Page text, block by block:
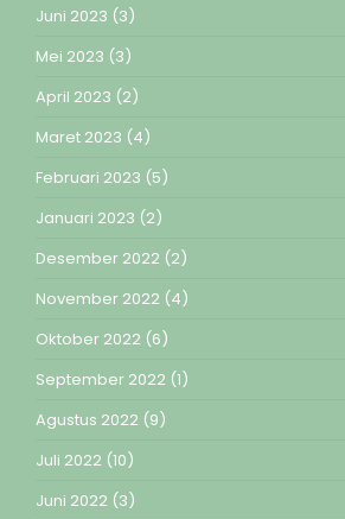
Juni 2023 (3)
Mei 2023 (3)
April 2023 (2)
Maret 2023 (4)
Februari 2023 (5)
Januari 2023 (2)
Desember 2022 (2)
November 2022 (4)
Oktober 2022 (6)
September 2022 (1)
Agustus 2022 (9)
Juli 2022 (10)
Juni 2022 (3)